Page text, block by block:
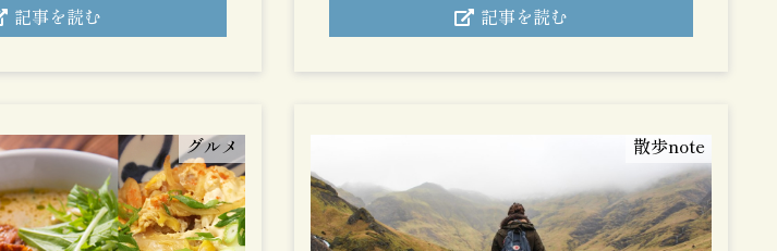
記事を読む 記事を読む
グルメ 散歩note